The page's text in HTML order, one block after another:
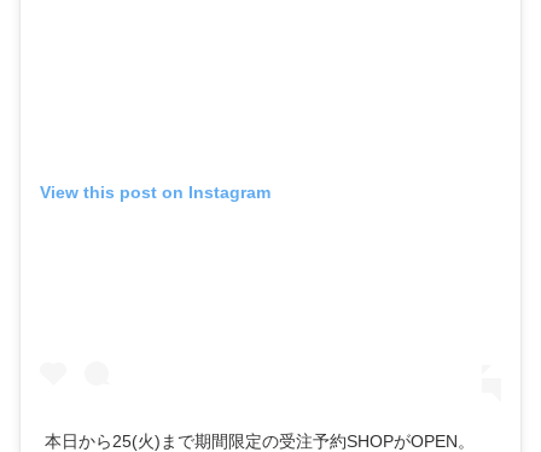
View this post on Instagram
本日から25(火)まで期間限定の受注予約SHOPがOPEN。